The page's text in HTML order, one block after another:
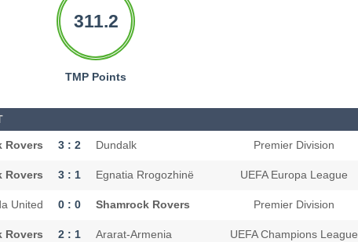
311.2
TMP Points
Rovers 3 : 2 Dundalk Premier Division
Rovers 3 : 1 Egnatia Rrogozhinë UEFA Europa League
United 0 : 0 Shamrock Rovers Premier Division
Rovers 2 : 1 Ararat-Armenia UEFA Champions League